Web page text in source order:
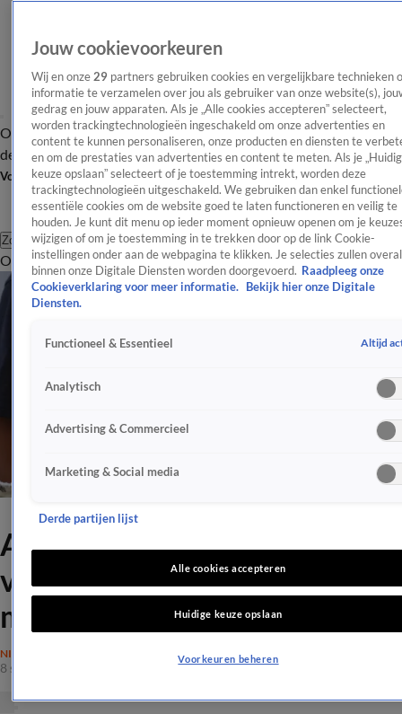
OverzichtAfleveringen Entertainment TV Algemeen
Tip
de redactieNieuwsbrief
Volg Shownieuws
Zoeken
OverzichtEntertainmentSpraakmakendRealityCrimeVideo's
Auto waarin Tupac werd
vermoord te koop voor 1,4
miljoen
NIEUWS
8 sep 2021, 08:14
Jouw cookievoorkeuren
Wij en onze 29 partners gebruiken cookies en vergelijkbare technieken
informatie te verzamelen over jou als gebruiker van onze website(s),
gedrag en jouw apparaten. Als je „Alle cookies accepteren” selecteert,
worden trackingtechnologieën ingeschakeld om onze advertenties en
content te kunnen personaliseren, onze producten en diensten te
en om de prestaties van advertenties en content te meten. Als je
keuze opslaan” selecteert of je toestemming intrekt, worden deze
trackingtechnologieën uitgeschakeld. We gebruiken dan enkel
essentiële cookies om de website goed te laten functioneren en veilig te
houden. Je kunt dit menu op ieder moment opnieuw openen om je
wijzigen of om je toestemming in te trekken door op de link Cookie-
instellingen onder aan de webpagina te klikken. Je selecties zullen overal
binnen onze Digitale Diensten worden doorgevoerd. Raadpleeg onze
Cookieverklaring voor meer informatie.
Bekijk hier onze Digitale
Diensten.
Functioneel & Essentieel Altijd
Analytisch
Advertising & Commercieel
Marketing & Social media
Derde partijen lijst
Alle cookies accepteren
Huidige keuze opslaan
Voorkeuren beheren